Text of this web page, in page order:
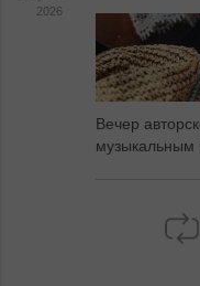
2026
Вечер
музыкальным